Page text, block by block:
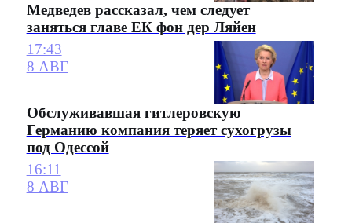
Медведев рассказал, чем следует
заняться главе ЕК фон дер Ляйен
17:43
8 АВГ
Обслуживавшая гитлеровскую
Германию компания теряет сухогрузы
под Одессой
16:11
8 АВГ